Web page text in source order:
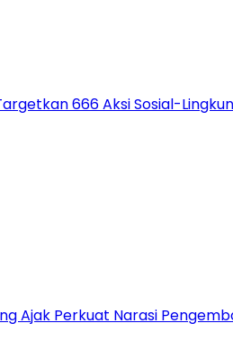
666 Aksi Sosial-
Ajak Perkuat Narasi